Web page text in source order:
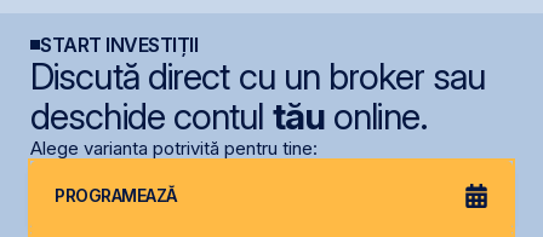
START INVESTIȚII
Discută direct cu un broker sau
deschide contul tăuonline.
Alege varianta potrivită pentru tine:
PROGRAMEAZĂ